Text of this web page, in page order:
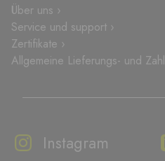
Über uns ›
Service und support ›
Zertifikate ›
Allgemeine Lieferungs- und
Instagram